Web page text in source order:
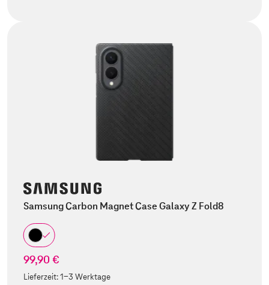
Samsung Carbon Magnet Case Galaxy Z Fold8
99,90 €
Lieferzeit:1-3 Werktage